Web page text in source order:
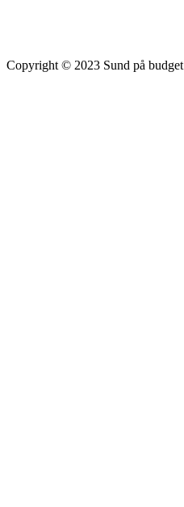
Copyright © 2023 Sund på budget